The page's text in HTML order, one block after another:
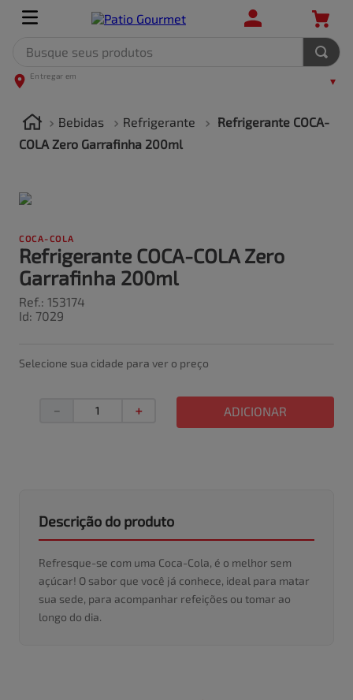
Bebidas Refrigerante
Refrigerante COCA-
COLA Zero Garrafinha 200ml
COCA-COLA
Refrigerante COCA-COLA Zero
Garrafinha 200ml
Ref. : 153174
Id: 7029
Selecione sua cidade para ver o preço
＋
－ ADICIONAR
Descrição do produto
Refresque-se com uma Coca-Cola, é o melhor sem
açúcar! O sabor que você já conhece, ideal para matar
sua sede, para acompanhar refeições ou tomar ao
longo do dia.
TERMOS MAIS BUSCADOS
2º